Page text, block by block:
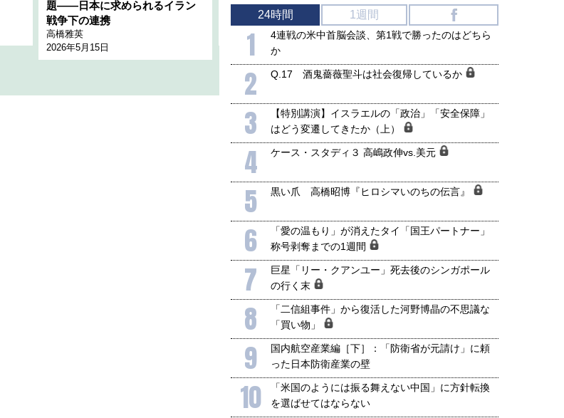
題――日本に求められるイラン
戦争下の連携
高橋雅英
2026年5月15日
全保障協力の意味
千々和泰明
2026年5月15日
行き着くリスク
2026年5月14日
24時間 1週間
1
4連戦の米中首脳会談、第1戦で勝ったのはどちら
か
2 Q.17 酒鬼薔薇聖斗は社会復帰しているか
3
【特別講演】イスラエルの「政治」「安全保障」
はどう変遷してきたか（上）
4 ケース・スタディ３ 高嶋政伸vs.美元
5 黒い爪 高橋昭博『ヒロシマいのちの伝言』
6
「愛の温もり」が消えたタイ「国王パートナー」
称号剥奪までの1週間
7
巨星「リー・クアンユー」死去後のシンガポール
の行く末
8
「二信組事件」から復活した河野博晶の不思議な
「買い物」
9
国内航空産業編［下］：「防衛省が元請け」に頼
った日本防衛産業の壁
10
「米国のようには振る舞えない中国」に方針転換
を選ばせてはならない